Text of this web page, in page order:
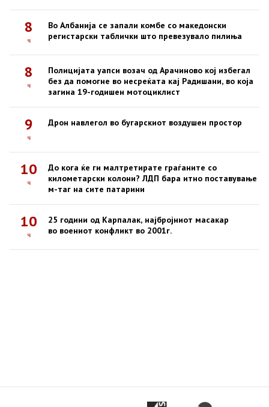
8
ч
Во Албанија се запали комбе со македонски
регистарски таблички што превезувало пилиња
8
ч
Полицијата уапси возач од Арачиново кој избегал
без да помогне во несреќата кај Радишани, во која
загина 19-годишен мотоциклист
9
ч
Дрон навлегол во бугарскиот воздушен простор
10
ч
До кога ќе ги малтретирате граѓаните со
километарски колони? ЛДП бара итно поставување
м-таг на сите патарини
10
ч
25 години од Карпалак, најбројниот масакар
во воениот конфликт во 2001г.